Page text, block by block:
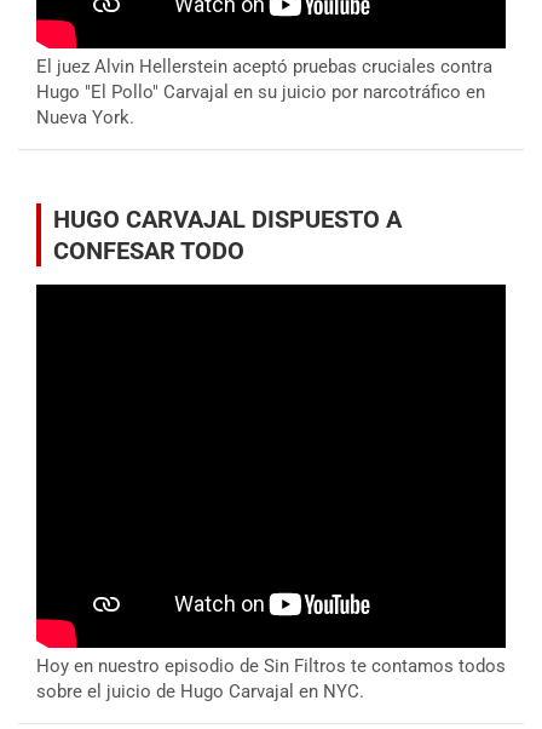
El juez Alvin Hellerstein aceptó pruebas cruciales contra
Hugo "El Pollo" Carvajal en su juicio por narcotráfico en
Nueva York.
HUGO CARVAJAL DISPUESTO A
CONFESAR TODO
Hoy en nuestro episodio de Sin Filtros te contamos todos
sobre el juicio de Hugo Carvajal en NYC.